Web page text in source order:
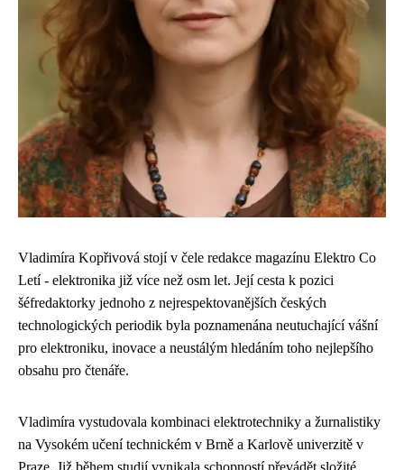
Vladimíra Kopřivová stojí v čele redakce magazínu Elektro Co
Letí - elektronika již více než osm let. Její cesta k pozici
šéfredaktorky jednoho z nejrespektovanějších českých
technologických periodik byla poznamenána neutuchající vášní
pro elektroniku, inovace a neustálým hledáním toho nejlepšího
obsahu pro čtenáře.
Vladimíra vystudovala kombinaci elektrotechniky a žurnalistiky
na Vysokém učení technickém v Brně a Karlově univerzitě v
Praze. Již během studií vynikala schopností převádět složité